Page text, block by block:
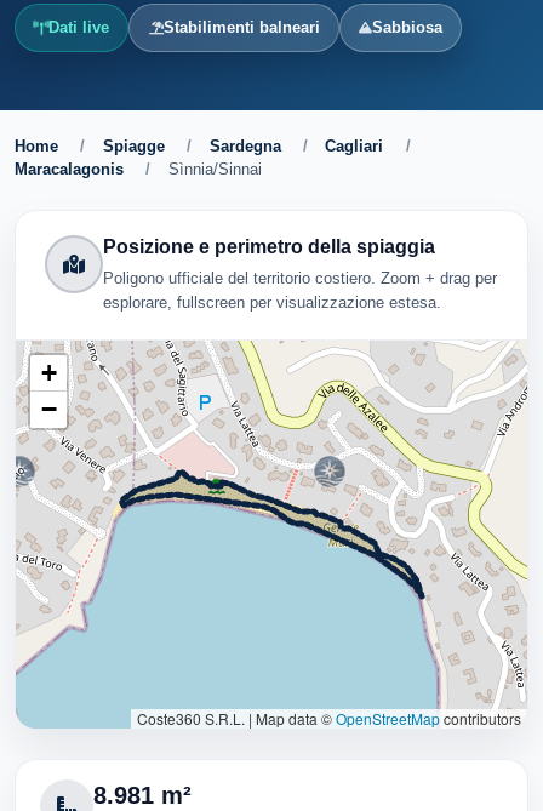
Dati live Stabilimenti balneari Sabbiosa
Home / Spiagge / Sardegna / Cagliari
/
Maracalagonis
/ Sìnnia/Sinnai
Posizione e perimetro della spiaggia
Poligono ufficiale del territorio costiero. Zoom + drag per
esplorare, fullscreen per visualizzazione estesa.
+
−
Coste360 S.R.L. | Map data ©OpenStreetMapcontributors
8.981 m²